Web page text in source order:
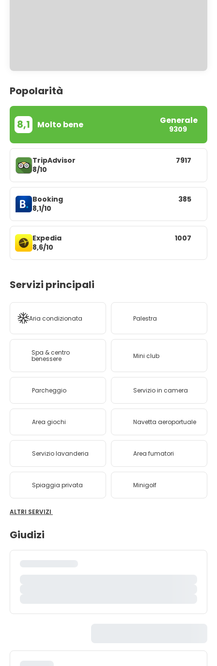
Popolarità
8,1 Molto bene Generale
9309
TripAdvisor
8/10
7917
Booking
8,1/10
385
Expedia
8,6/10
1007
Servizi principali
Aria condizionata Palestra
Spa & centro
benessere Mini club
Parcheggio Servizio in camera
Area giochi Navetta aeroportuale
Servizio lavanderia Area fumatori
Spiaggia privata Minigolf
ALTRI SERVIZI
Giudizi